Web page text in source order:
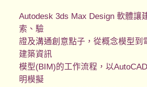
Autodesk 3ds Max Design 軟體讓
索、驗
證及溝通創意點子，從概念模型
建築資訊
模型(BIM)的工作流程，以
明模擬